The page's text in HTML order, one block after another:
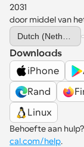
2031
door middel van
Select Language
Downloads
iPhone
Rand
Linux
Behoefte aan hulp?
cal.com/help.